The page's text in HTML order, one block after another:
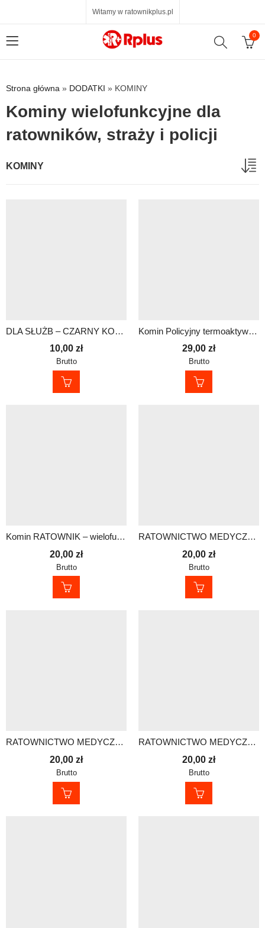
Witamy w ratownikplus.pl
0
Strona główna » DODATKI » KOMINY
Kominy wielofunkcyjne dla
ratowników, straży i policji
KOMINY
DLA SŁUŻB – CZARNY KOMIN
10,00 zł
Brutto
Komin Policyjny termoaktywny z jonami srebra
29,00 zł
Brutto
Komin RATOWNIK – wielofunkcyjna osłona na szyję i twarz
20,00 zł
Brutto
RATOWNICTWO MEDYCZNE – KOMIN
20,00 zł
Brutto
RATOWNICTWO MEDYCZNE – KOMIN
20,00 zł
Brutto
RATOWNICTWO MEDYCZNE – KOMIN
20,00 zł
Brutto